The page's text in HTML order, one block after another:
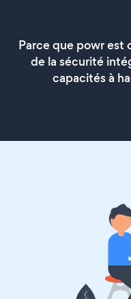
Parce que powr est
de la sécurité
capacités à